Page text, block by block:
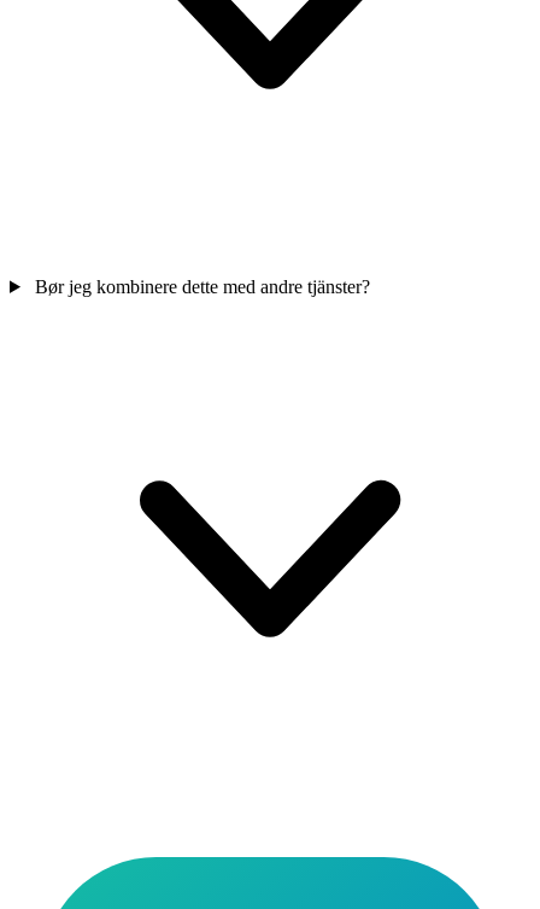
Bør jeg kombinere dette med andre tjänster?